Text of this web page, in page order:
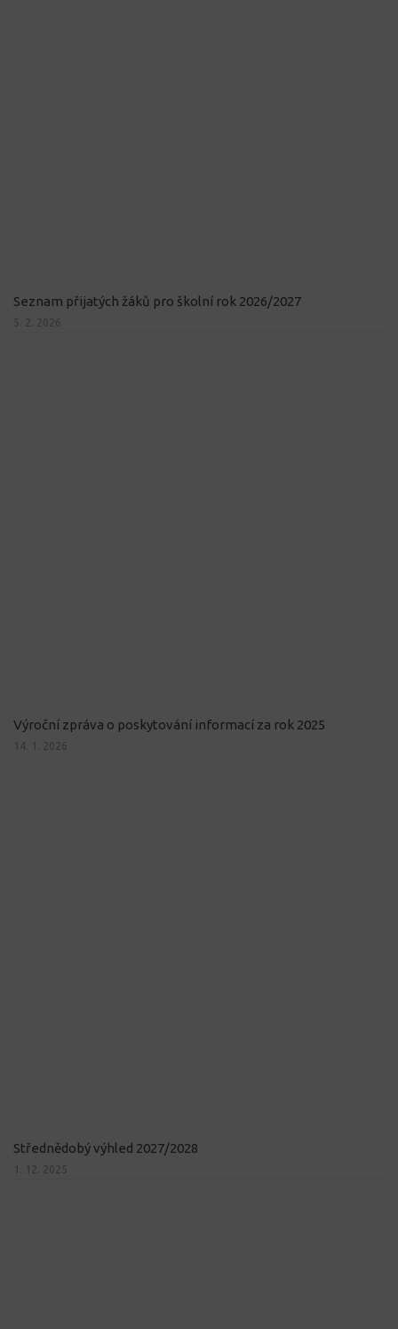
Seznam přijatých žáků pro školní rok 2026/2027
5. 2. 2026
Výroční zpráva o poskytování informací za rok 2025
14. 1. 2026
Střednědobý výhled 2027/2028
1. 12. 2025